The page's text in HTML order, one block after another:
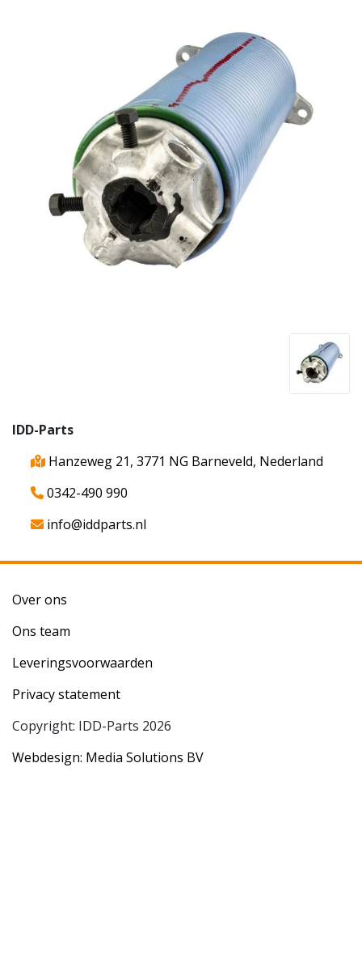
IDD-Parts
Hanzeweg 21, 3771 NG Barneveld, Nederland
0342-490 990
info@iddparts.nl
Over ons
Ons team
Leveringsvoorwaarden
Privacy statement
Copyright: IDD-Parts 2026
Webdesign: Media Solutions BV